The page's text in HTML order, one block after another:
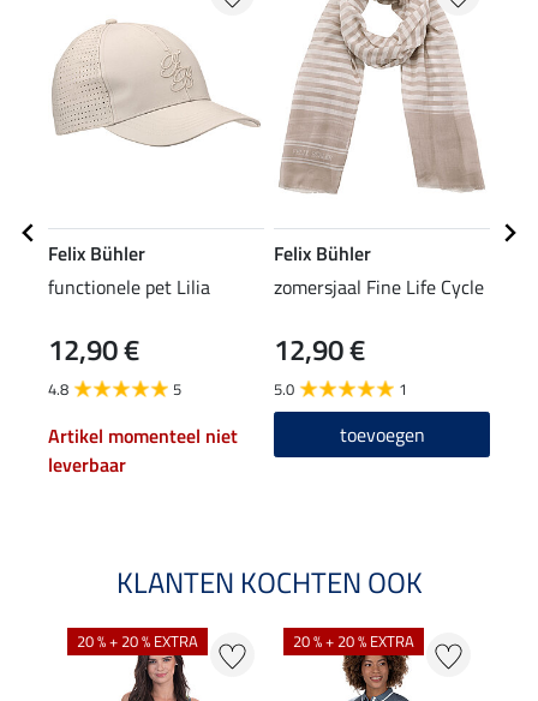
Felix Bühler
functionele pet Lilia
12,90 €
4.8 5
Artikel momenteel niet
leverbaar
Felix Bühler
zomersjaal Fine Life Cycle
12,90 €
5.0 1
toevoegen
KLANTEN KOCHTEN OOK
20 % + 20 % EXTRA 20 % + 20 % EXTRA